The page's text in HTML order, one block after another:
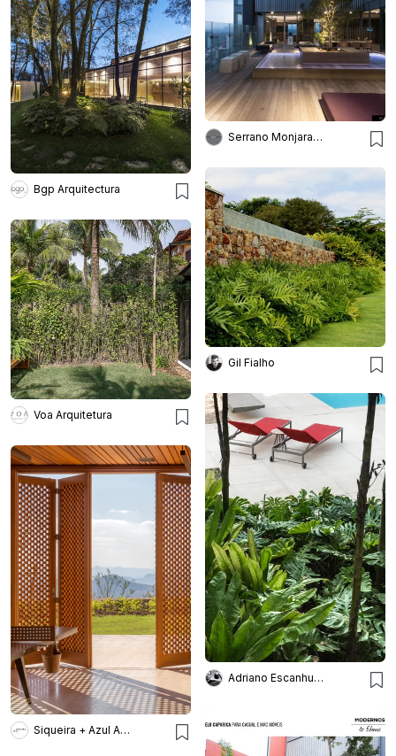
Serrano Monjaraz Arquitectos
Bgp Arquitectura
Gil Fialho
Voa Arquitetura
Adriano Escanhuela
Siqueira + Azul Arquitetura